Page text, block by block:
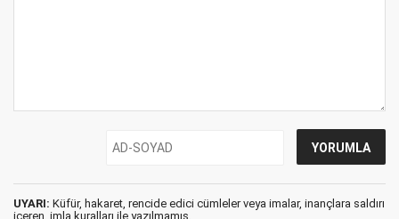
UYARI: Küfür, hakaret, rencide edici cümleler veya imalar, inançlara saldırı
içeren, imla kuralları ile yazılmamış,